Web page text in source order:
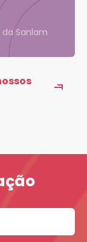
Sanlam